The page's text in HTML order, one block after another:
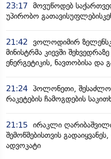
23:17 მოვუწოდებ
უპირობო
21:42
ვოლოდიმირ
მინისტრმა კიევში
ენერგეტიკის, ნავთობისა
21:24 პოლონეთი,
რაკეტების ჩამოგდების
21:15 ირაკლი
შემოწმებისთვის
ადვოკატი